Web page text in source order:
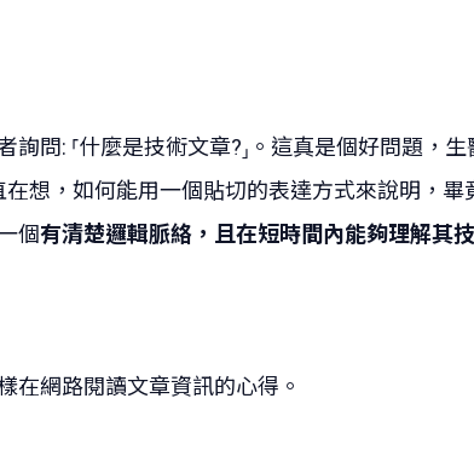
問: ⸢什麼是技術文章?⸥。這真是個好問題，
想，如何能用一個貼切的表達方式來說明，
個有清楚邏輯脈絡，且在短時間內能夠理解其
在網路閱讀文章資訊的心得。